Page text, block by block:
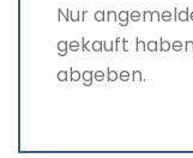
Nur
gekauft
abgeben.